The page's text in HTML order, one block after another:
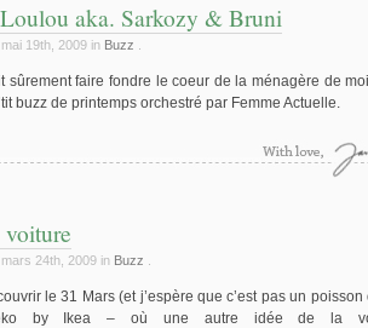
aka. Sarkozy & Bruni
mai 19th, 2009 in Buzz
sûrement faire fondre le coeur de la ménagère de
buzz de printemps orchestré par Femme Actuelle.
mars 24th, 2009 in Buzz
le 31 Mars (et j’espère que c’est pas un poisson
by Ikea – où une autre idée de la